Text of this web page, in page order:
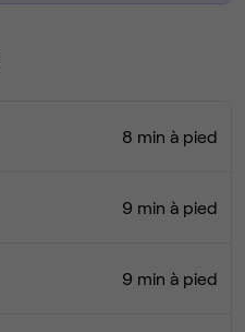
8 min à pied
9 min à pied
9 min à pied